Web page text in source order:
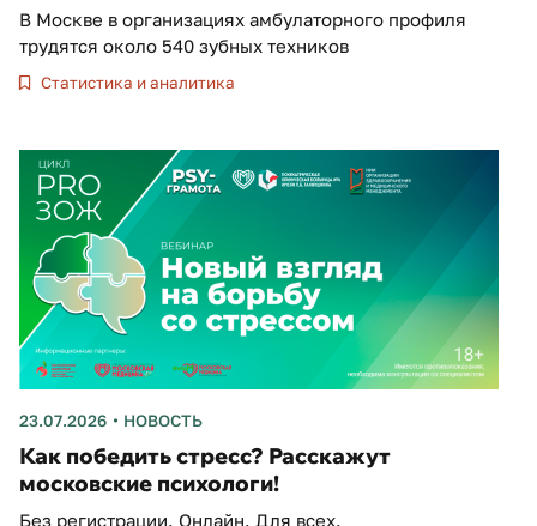
В Москве в организациях амбулаторного профиля
трудятся около 540 зубных техников
Статистика и аналитика
23.07.2026 НОВОСТЬ
Как победить стресс? Расскажут
московские психологи!
Без регистрации. Онлайн. Для всех.